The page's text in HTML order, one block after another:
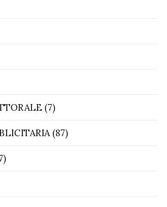
(7)
(87)